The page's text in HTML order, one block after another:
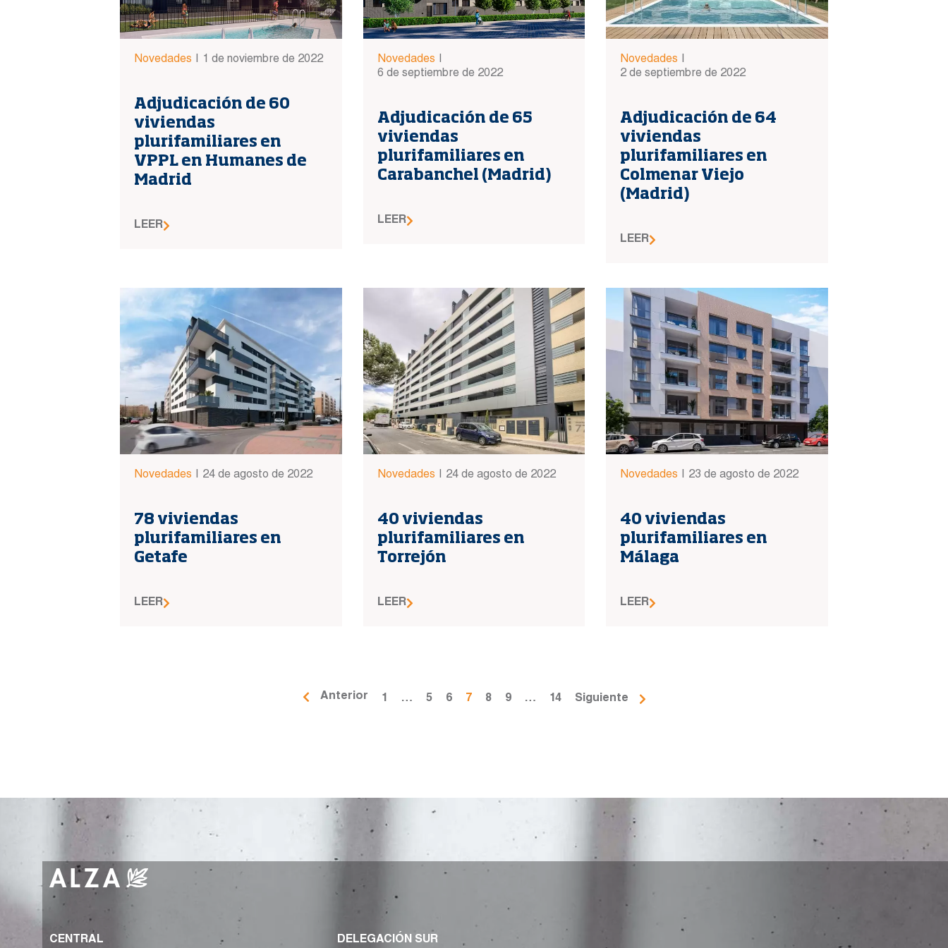
Novedades | 1 de noviembre de 2022
Adjudicación de 60
viviendas
plurifamiliares en
VPPL en Humanes de
Madrid
LEER
Novedades |
6 de septiembre de 2022
Adjudicación de 65
viviendas
plurifamiliares en
Carabanchel (Madrid)
LEER
Novedades |
2 de septiembre de 2022
Adjudicación de 64
viviendas
plurifamiliares en
Colmenar Viejo
(Madrid)
LEER
Novedades | 24 de agosto de 2022
78 viviendas
plurifamiliares en
Getafe
LEER
Novedades | 24 de agosto de 2022
40 viviendas
plurifamiliares en
Torrejón
LEER
Novedades | 23 de agosto de 2022
40 viviendas
plurifamiliares en
Málaga
LEER
Anterior 1 … 5 6 7 8 9 … 14 Siguiente
CENTRAL DELEGACIÓN SUR